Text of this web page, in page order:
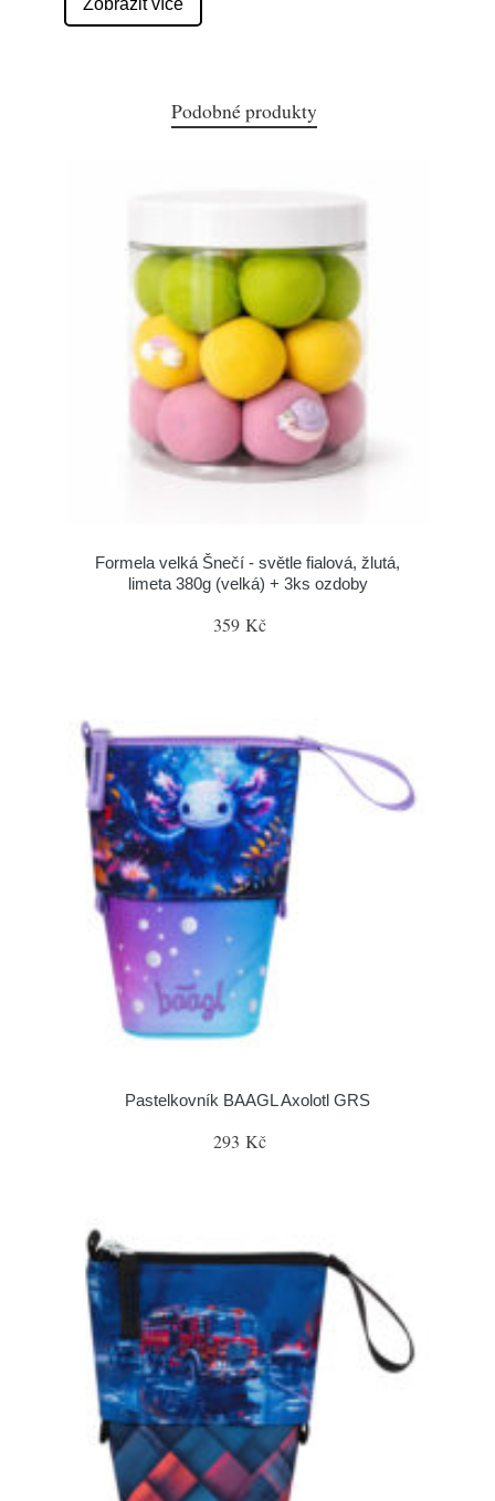
Zobrazit více
Podobné produkty
Formela velká Šnečí - světle fialová, žlutá,
limeta 380g (velká) + 3ks ozdoby
359 Kč
Pastelkovník BAAGL Axolotl GRS
293 Kč